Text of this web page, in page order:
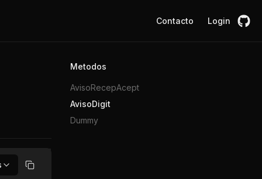
Contacto Login
Copiar
Metodos
AvisoRecepAcept
AvisoDigit
Dummy